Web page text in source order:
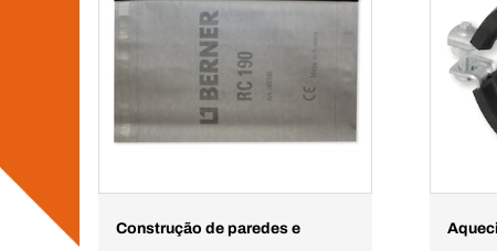
Construção de paredes e